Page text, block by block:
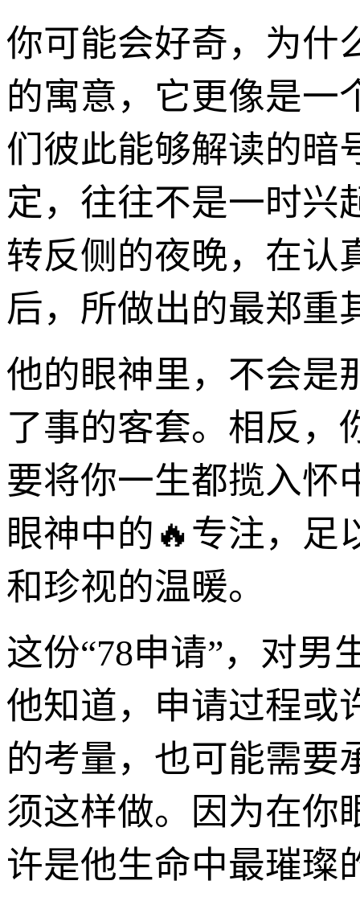
你可能会好奇，为什
的寓意，它更像是一
们彼此能够解读的暗
定，往往不是一时兴
转反侧的夜晚，在认
后，所做出的最郑重
他的眼神里，不会是
了事的客套。相反，
要将你一生都揽入怀
眼神中的🔥专注，足
和珍视的温暖。
这份“78申请”，对男
他知道，申请过程或
的考量，也可能需要
须这样做。因为在你
许是他生命中最璀璨